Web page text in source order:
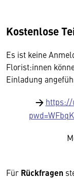
Kostenlose
Es ist keine
Florist:innen
Einladung
→ https://
Für Rückfragen